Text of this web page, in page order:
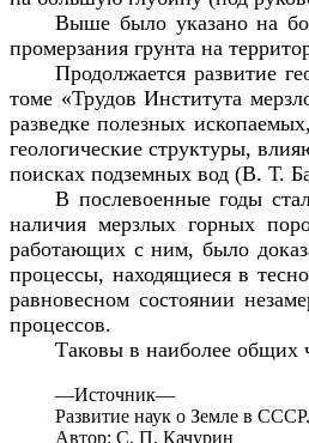
Выше было указано на
промерзания грунта на
Продолжается развитие
томе «Трудов Института
разведке полезных
геологические структуры,
поисках подземных вод (В. Т.
В послевоенные годы
наличия мерзлых горных
работающих с ним, было
процессы, находящиеся в
равновесном состоянии
процессов.
Таковы в наиболее общих
—Источник—
Развитие наук о Земле в
Автор: С. П. Качурин